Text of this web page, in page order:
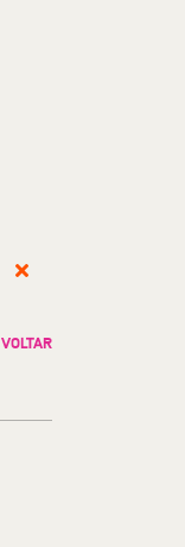
VOLTAR